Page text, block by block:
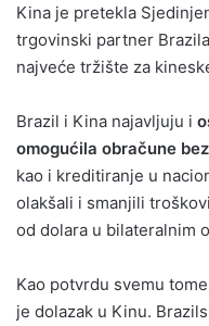
Kina je pretekla
trgovinski partner
najveće tržište za
Brazil i Kina najavljuju i
omogućila obračune
kao i kreditiranje u
olakšali i smanjili
od dolara u bilateralnim
Kao potvrdu svemu
je dolazak u Kinu.